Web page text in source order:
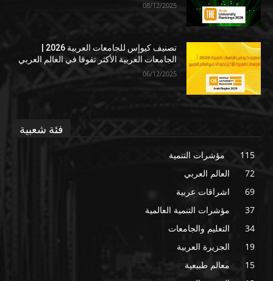
08/12/2025
الجامعات العربية الأكثر تفوقا في العالم العربي
06/12/2025
فئة شعبية
مؤشرات التنمية
115
العالم العربي
72
اشراقات عربية
69
مؤشرات التنمية العالمية
37
التعليم والجامعات
34
الجزيرة العربية
19
معالم طبيعية
15